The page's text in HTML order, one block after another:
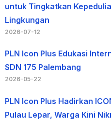
untuk Tingkatkan
Lingkungan
2026-07-12
PLN Icon Plus Edukasi
SDN 175 Palembang
2026-05-22
PLN Icon Plus Hadirkan
Pulau Lepar, Warga Kini